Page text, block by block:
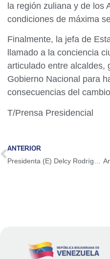
la región zuliana y de los
condiciones de máxima
Finalmente, la jefa de
llamado a la conciencia
articulado entre alcaldes,
Gobierno Nacional para
consecuencias del
T/Prensa Presidencial
ANTERIOR